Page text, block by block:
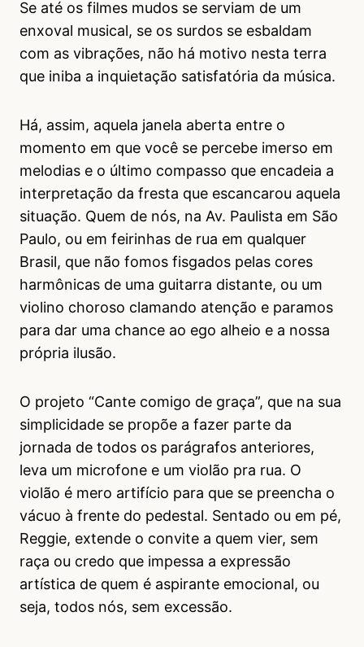
Se até os filmes mudos se serviam de um
enxoval musical, se os surdos se esbaldam
com as vibrações, não há motivo nesta terra
que iniba a inquietação satisfatória da música.
Há, assim, aquela janela aberta entre o
momento em que você se percebe imerso em
melodias e o último compasso que encadeia a
interpretação da fresta que escancarou aquela
situação. Quem de nós, na Av. Paulista em São
Paulo, ou em feirinhas de rua em qualquer
Brasil, que não fomos fisgados pelas cores
harmônicas de uma guitarra distante, ou um
violino choroso clamando atenção e paramos
para dar uma chance ao ego alheio e a nossa
própria ilusão.
O projeto “Cante comigo de graça”, que na sua
simplicidade se propõe a fazer parte da
jornada de todos os parágrafos anteriores,
leva um microfone e um violão pra rua. O
violão é mero artifício para que se preencha o
vácuo à frente do pedestal. Sentado ou em pé,
Reggie, extende o convite a quem vier, sem
raça ou credo que impessa a expressão
artística de quem é aspirante emocional, ou
seja, todos nós, sem excessão.